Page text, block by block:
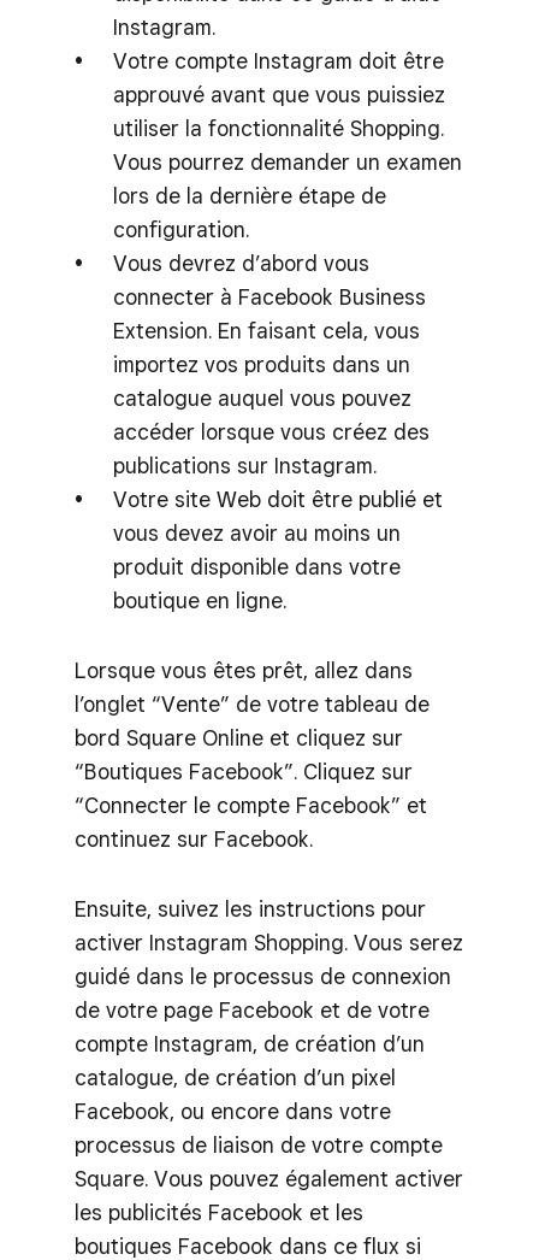
Instagram.
Votre compte Instagram doit être
approuvé avant que vous puissiez
utiliser la fonctionnalité Shopping.
Vous pourrez demander un examen
lors de la dernière étape de
configuration.
Vous devrez d’abord vous
connecter à Facebook Business
Extension. En faisant cela, vous
importez vos produits dans un
catalogue auquel vous pouvez
accéder lorsque vous créez des
publications sur Instagram.
Votre site Web doit être publié et
vous devez avoir au moins un
produit disponible dans votre
boutique en ligne.
Lorsque vous êtes prêt, allez dans
l’onglet “Vente” de votre tableau de
bord Square Online et cliquez sur
“Boutiques Facebook”. Cliquez sur
“Connecter le compte Facebook” et
continuez sur Facebook.
Ensuite, suivez les instructions pour
activer Instagram Shopping. Vous serez
guidé dans le processus de connexion
de votre page Facebook et de votre
compte Instagram, de création d’un
catalogue, de création d’un pixel
Facebook, ou encore dans votre
processus de liaison de votre compte
Square. Vous pouvez également activer
les publicités Facebook et les
boutiques Facebook dans ce flux si